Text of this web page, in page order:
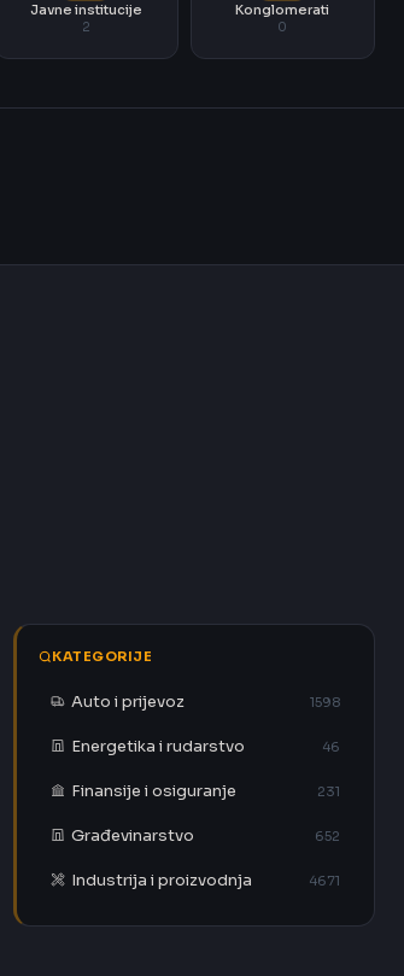
Javne institucije
2
Konglomerati
0
KATEGORIJE
Auto i prijevoz 1598
Energetika i rudarstvo 46
Finansije i osiguranje 231
Građevinarstvo 652
Industrija i proizvodnja 4671